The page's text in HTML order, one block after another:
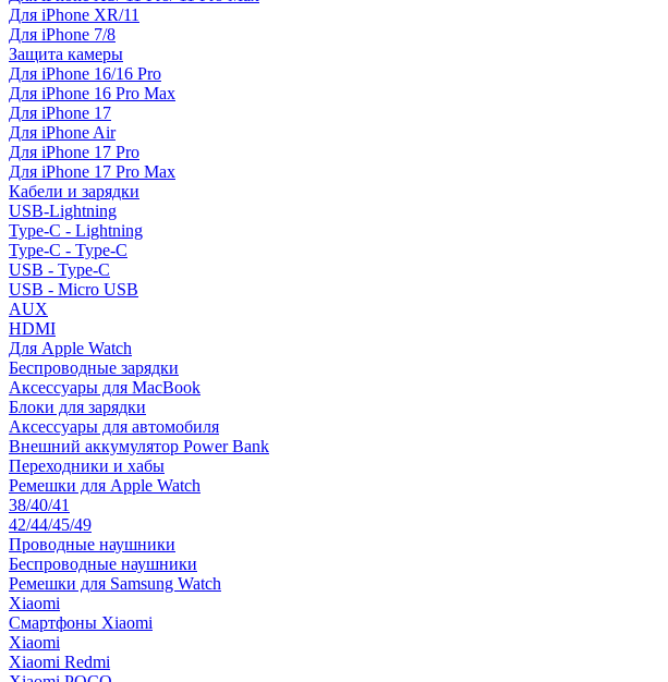
Для iPhone XR/11
Для iPhone 7/8
Защита камеры
Для iPhone 16/16 Pro
Для iPhone 16 Pro Max
Для iPhone 17
Для iPhone Air
Для iPhone 17 Pro
Для iPhone 17 Pro Max
Кабели и зарядки
USB-Lightning
Type-C - Lightning
Type-C - Type-C
USB - Type-C
USB - Micro USB
AUX
HDMI
Для Apple Watch
Беспроводные зарядки
Аксессуары для MacBook
Блоки для зарядки
Аксессуары для автомобиля
Внешний аккумулятор Power Bank
Переходники и хабы
Ремешки для Apple Watch
38/40/41
42/44/45/49
Проводные наушники
Беспроводные наушники
Ремешки для Samsung Watch
Xiaomi
Смартфоны Xiaomi
Xiaomi
Xiaomi Redmi